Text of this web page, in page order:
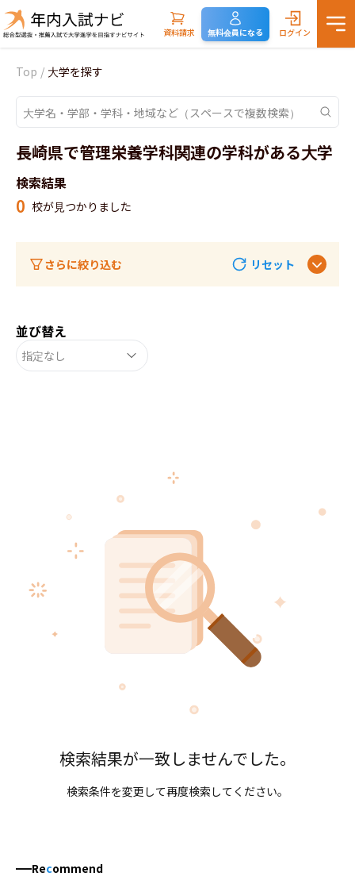
資料請求 無料会員になる ログイン
Top / 大学を探す
長崎県で管理栄養学科関連の学科がある大学
検索結果
0 校が見つかりました
さらに絞り込む リセット
並び替え
指定なし
検索結果が一致しませんでした。
検索条件を変更して再度検索してください。
Recommend